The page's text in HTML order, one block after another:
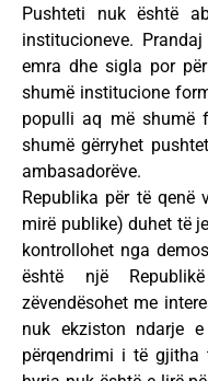
Pushteti nuk është
institucioneve.
emra dhe sigla por
shumë institucione
populli aq më shumë
shumë gërryhet
ambasadorëve.
Republika për të qenë
mirë publike) duhet të
kontrollohet nga
është një
zëvendësohet me
nuk ekziston ndarje
përqendrimi i të gjitha